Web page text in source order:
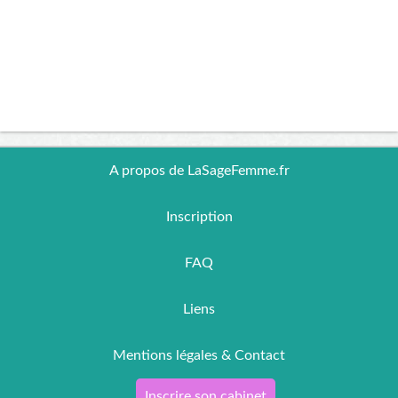
A propos de LaSageFemme.fr
Inscription
FAQ
Liens
Mentions légales & Contact